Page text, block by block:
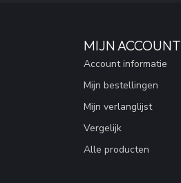
MIJN ACCOUNT
Account informatie
Mijn bestellingen
Mijn verlanglijst
Vergelijk
Alle producten